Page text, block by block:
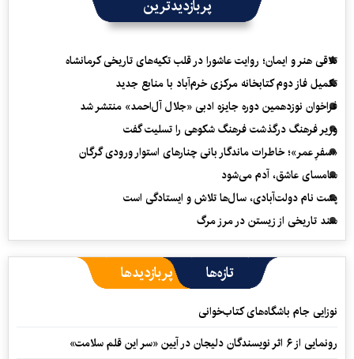
پربازدیدترین
تلاقی هنر و ایمان؛ روایت عاشورا در قلب تکیه‌های تاریخی کرمانشاه
تکمیل فاز دوم کتابخانه مرکزی خرم‌آباد با منابع جدید
فراخوان نوزدهمین دوره جایزه ادبی «جلال آل‌احمد» منتشر شد
وزیر فرهنگ درگذشت فرهنگ شکوهی را تسلیت گفت
«سفرِ عمر»؛ خاطرات ماندگار بانی چنارهای استوار ورودی گرگان
سامسای عاشق، آدم می‌شود
پشت نام دولت‌آبادی، سال‌ها تلاش و ایستادگی است
سند تاریخی از زیستن در مرز مرگ
تازه‌ها پربازدیدها
نوزایی جام باشگاه‌های کتاب‌خوانی
رونمایی از ۶ اثر نویسندگان دلیجان در آیین «سر این قلم سلامت»